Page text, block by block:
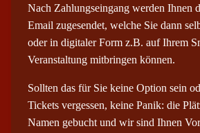
Nach Zahlungseingang werden Ihnen
Email zugesendet, welche Sie dann
oder in digitaler Form z.B. auf Ihrem
Veranstaltung mitbringen können.
Sollten das für Sie keine Option sein
Tickets vergessen, keine Panik: die
Namen gebucht und wir sind Ihnen